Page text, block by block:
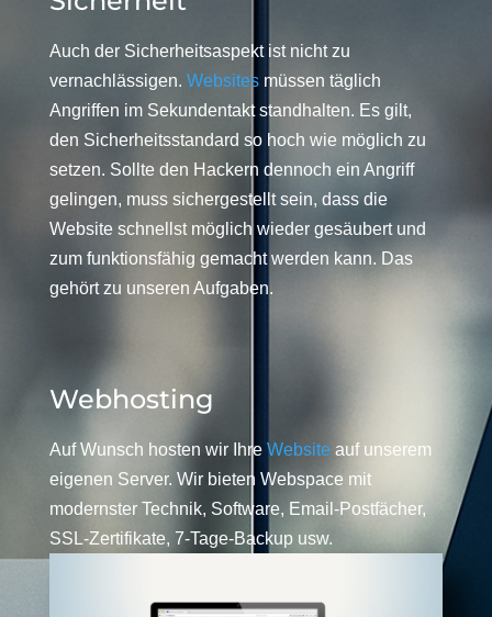
Auch der Sicherheitsaspekt ist nicht zu
vernachlässigen. Websitesmüssen täglich
Angriffen im Sekundentakt standhalten. Es gilt,
den Sicherheitsstandard so hoch wie möglich zu
setzen. Sollte den Hackern dennoch ein Angriff
gelingen, muss sichergestellt sein, dass die
Website schnellst möglich wieder gesäubert und
zum funktionsfähig gemacht werden kann. Das
gehört zu unseren Aufgaben.
Webhosting
Auf Wunsch hosten wir Ihre Website auf unserem
eigenen Server. Wir bieten Webspace mit
modernster Technik, Software, Email-Postfächer,
SSL-Zertifikate, 7-Tage-Backup usw.